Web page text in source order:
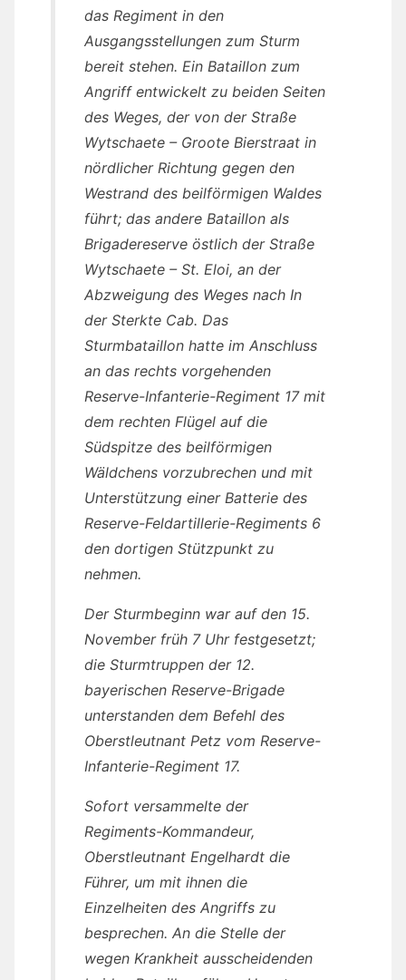
das Regiment in den
Ausgangsstellungen zum Sturm
bereit stehen. Ein Bataillon zum
Angriff entwickelt zu beiden Seiten
des Weges, der von der Straße
Wytschaete – Groote Bierstraat in
nördlicher Richtung gegen den
Westrand des beilförmigen Waldes
führt; das andere Bataillon als
Brigadereserve östlich der Straße
Wytschaete – St. Eloi, an der
Abzweigung des Weges nach In
der Sterkte Cab. Das
Sturmbataillon hatte im Anschluss
an das rechts vorgehenden
Reserve-Infanterie-Regiment 17 mit
dem rechten Flügel auf die
Südspitze des beilförmigen
Wäldchens vorzubrechen und mit
Unterstützung einer Batterie des
Reserve-Feldartillerie-Regiments 6
den dortigen Stützpunkt zu
nehmen.
Der Sturmbeginn war auf den 15.
November früh 7 Uhr festgesetzt;
die Sturmtruppen der 12.
bayerischen Reserve-Brigade
unterstanden dem Befehl des
Oberstleutnant Petz vom Reserve-
Infanterie-Regiment 17.
Sofort versammelte der
Regiments-Kommandeur,
Oberstleutnant Engelhardt die
Führer, um mit ihnen die
Einzelheiten des Angriffs zu
besprechen. An die Stelle der
wegen Krankheit ausscheidenden